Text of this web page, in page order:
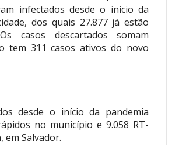
infectados desde o início da
dos quais 27.877 já estão
casos descartados somam
tem 311 casos ativos do novo
desde o início da pandemia
no município e 9.058 RT-
em Salvador.